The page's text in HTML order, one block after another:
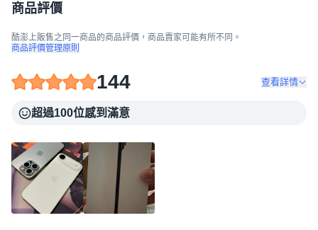
商品評價
酷澎上販售之同一商品的商品評價，商品賣家可能有所不同。
商品評價管理原則
144 查看詳情
超過100位感到滿意